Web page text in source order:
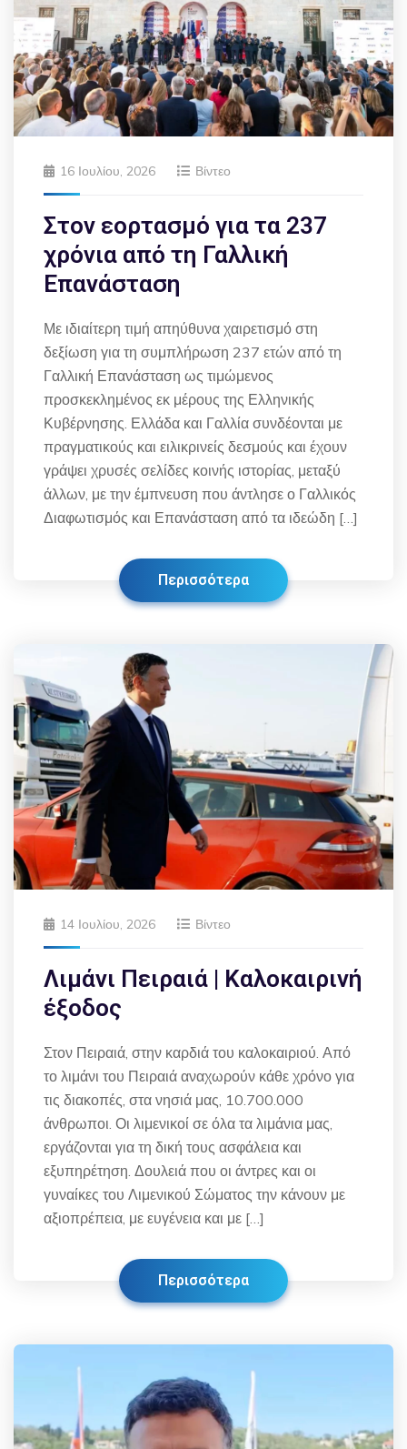
16 Ιουλίου, 2026 Βίντεο
Στον εορτασμό για τα 237
χρόνια από τη Γαλλική
Επανάσταση
Με ιδιαίτερη τιμή απηύθυνα χαιρετισμό στη
δεξίωση για τη συμπλήρωση 237 ετών από τη
Γαλλική Επανάσταση ως τιμώμενος
προσκεκλημένος εκ μέρους της Ελληνικής
Κυβέρνησης. Ελλάδα και Γαλλία συνδέονται με
πραγματικούς και ειλικρινείς δεσμούς και έχουν
γράψει χρυσές σελίδες κοινής ιστορίας, μεταξύ
άλλων, με την έμπνευση που άντλησε ο Γαλλικός
Διαφωτισμός και Επανάσταση από τα ιδεώδη […]
Περισσότερα
14 Ιουλίου, 2026 Βίντεο
Λιμάνι Πειραιά | Καλοκαιρινή
έξοδος
Στον Πειραιά, στην καρδιά του καλοκαιριού. Από
το λιμάνι του Πειραιά αναχωρούν κάθε χρόνο για
τις διακοπές, στα νησιά μας, 10.700.000
άνθρωποι. Οι λιμενικοί σε όλα τα λιμάνια μας,
εργάζονται για τη δική τους ασφάλεια και
εξυπηρέτηση. Δουλειά που οι άντρες και οι
γυναίκες του Λιμενικού Σώματος την κάνουν με
αξιοπρέπεια, με ευγένεια και με […]
Περισσότερα